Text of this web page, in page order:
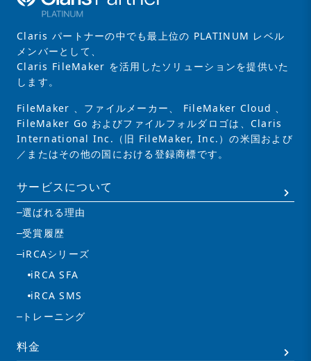
Claris パートナーの中でも最上位の PLATINUM レベル
メンバーとして、
Claris FileMaker を活用したソリューションを提供いた
します。
FileMaker 、ファイルメーカー、 FileMaker Cloud 、
FileMaker Go およびファイルフォルダロゴは、Claris
International Inc.（旧 FileMaker, Inc.）の米国および
／またはその他の国における登録商標です。
サービスについて
選ばれる理由
受賞履歴
iRCAシリーズ
iRCA SFA
iRCA SMS
トレーニング
料金